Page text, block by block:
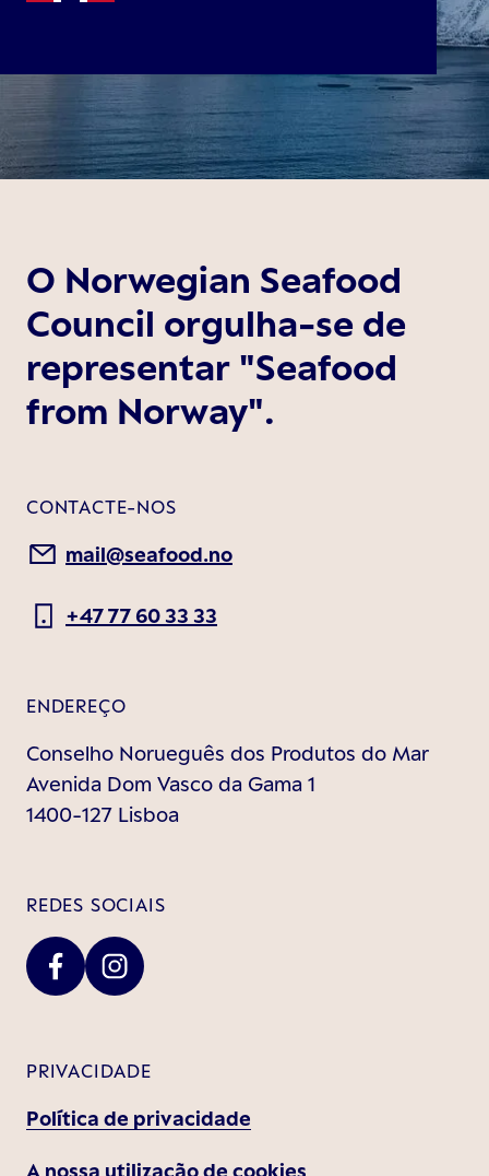
O Norwegian Seafood
Council orgulha-se de
representar "Seafood
from Norway".
CONTACTE-NOS
mail@seafood.no
+47 77 60 33 33
ENDEREÇO
Conselho Norueguês dos Produtos do Mar
Avenida Dom Vasco da Gama 1
1400-127 Lisboa
REDES SOCIAIS
PRIVACIDADE
Política de privacidade
A nossa utilização de cookies